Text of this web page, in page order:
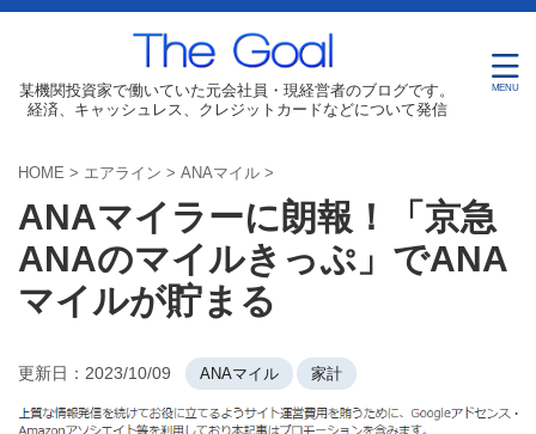
某機関投資家で働いていた元会社員・現経営者のブログです。
経済、キャッシュレス、クレジットカードなどについて発信
HOME > エアライン > ANAマイル >
ANAマイラーに朗報！「京急
ANAのマイルきっぷ」でANA
マイルが貯まる
更新日： 2023/10/09 ANAマイル 家計